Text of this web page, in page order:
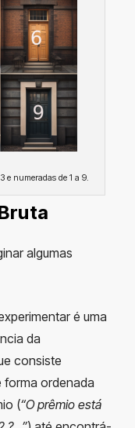
e numeradas de 1 a 9.
algumas
é uma
da
consiste
forma ordenada
(“O prêmio está